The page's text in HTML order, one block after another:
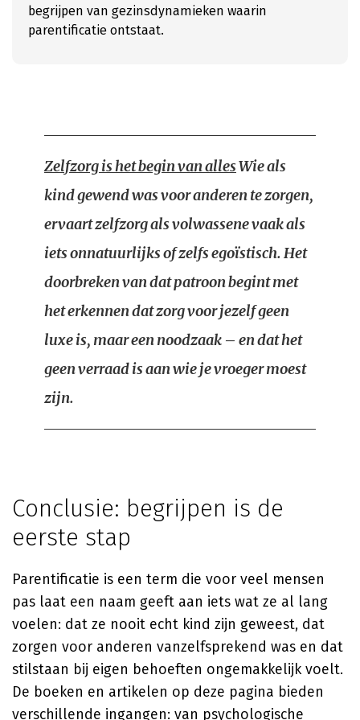
begrijpen van gezinsdynamieken waarin
parentificatie ontstaat.
Zelfzorg is het begin van allesWie als
kind gewend was voor anderen te zorgen,
ervaart zelfzorg als volwassene vaak als
iets onnatuurlijks of zelfs egoïstisch. Het
doorbreken van dat patroon begint met
het erkennen dat zorg voor jezelf geen
luxe is, maar een noodzaak – en dat het
geen verraad is aan wie je vroeger moest
zijn.
Conclusie: begrijpen is de
eerste stap
Parentificatie is een term die voor veel mensen
pas laat een naam geeft aan iets wat ze al lang
voelen: dat ze nooit echt kind zijn geweest, dat
zorgen voor anderen vanzelfsprekend was en dat
stilstaan bij eigen behoeften ongemakkelijk voelt.
De boeken en artikelen op deze pagina bieden
verschillende ingangen: van psychologische